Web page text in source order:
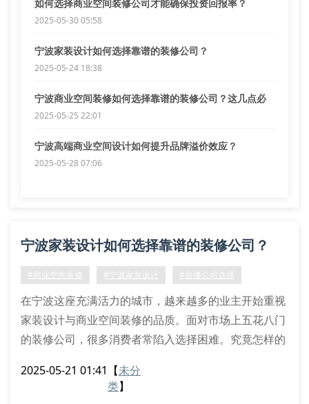
如何选择商业空间装修公司才能确保投资回报率？
2025-05-30 05:58
宁波家装设计如何选择靠谱的装修公司？
2025-05-24 18:38
宁波商业空间装修如何选择靠谱的装修公司？这几点必
须了解
2025-05-25 22:01
宁波高端商业空间设计如何提升品牌溢价效应？
2025-05-28 07:06
宁波家装设计如何选择靠谱的装修公司？
#商业空间装修 #宁波家装设计 #装修公司选择
在宁波这座充满活力的城市，越来越多的业主开始重视
家装设计与商业空间装修的品质。面对市场上五花八门
的装修公司，很多消费者常陷入选择困难。究竟怎样的
为您解析。
2025-05-21 01:41 【未分
类】